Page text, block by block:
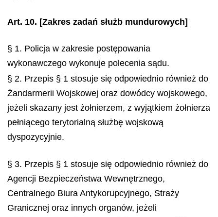
Art. 10. [Zakres zadań służb mundurowych]
§ 1. Policja w zakresie postępowania
wykonawczego wykonuje polecenia sądu.
§ 2. Przepis § 1 stosuje się odpowiednio również do
Żandarmerii Wojskowej oraz dowódcy wojskowego,
jeżeli skazany jest żołnierzem, z wyjątkiem żołnierza
pełniącego terytorialną służbę wojskową
dyspozycyjnie.
§ 3. Przepis § 1 stosuje się odpowiednio również do
Agencji Bezpieczeństwa Wewnętrznego,
Centralnego Biura Antykorupcyjnego, Straży
Granicznej oraz innych organów, jeżeli